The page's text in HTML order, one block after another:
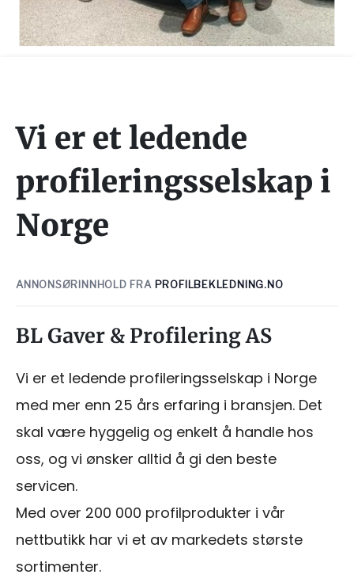
Vi er et ledende
profileringsselskap i
Norge
ANNONSØRINNHOLD FRA PROFILBEKLEDNING.NO
BL Gaver & Profilering AS
Vi er et ledende profileringsselskap i Norge
med mer enn 25 års erfaring i bransjen. Det
skal være hyggelig og enkelt å handle hos
oss, og vi ønsker alltid å gi den beste
servicen.
Med over 200 000 profilprodukter i vår
nettbutikk har vi et av markedets største
sortimenter.